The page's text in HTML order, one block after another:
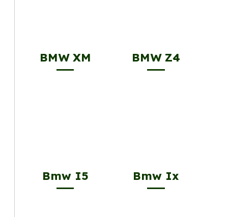
BMW XM BMW Z4
Bmw I5 Bmw Ix